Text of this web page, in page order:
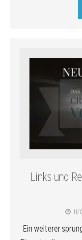
Links und
11/
Ein weiterer